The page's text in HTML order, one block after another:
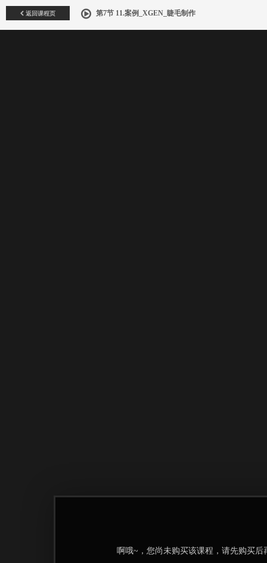
返回课程页 第7节 11.案例_XGEN_睫毛制作
啊哦~，您尚未购买该课程，请先购买后